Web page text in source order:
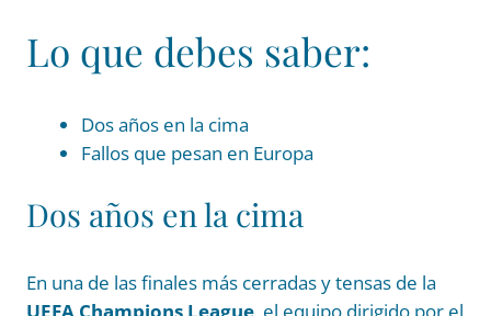
Lo que debes saber:
Dos años en la cima
Fallos que pesan en Europa
Dos años en la cima
En una de las finales más cerradas y tensas de la